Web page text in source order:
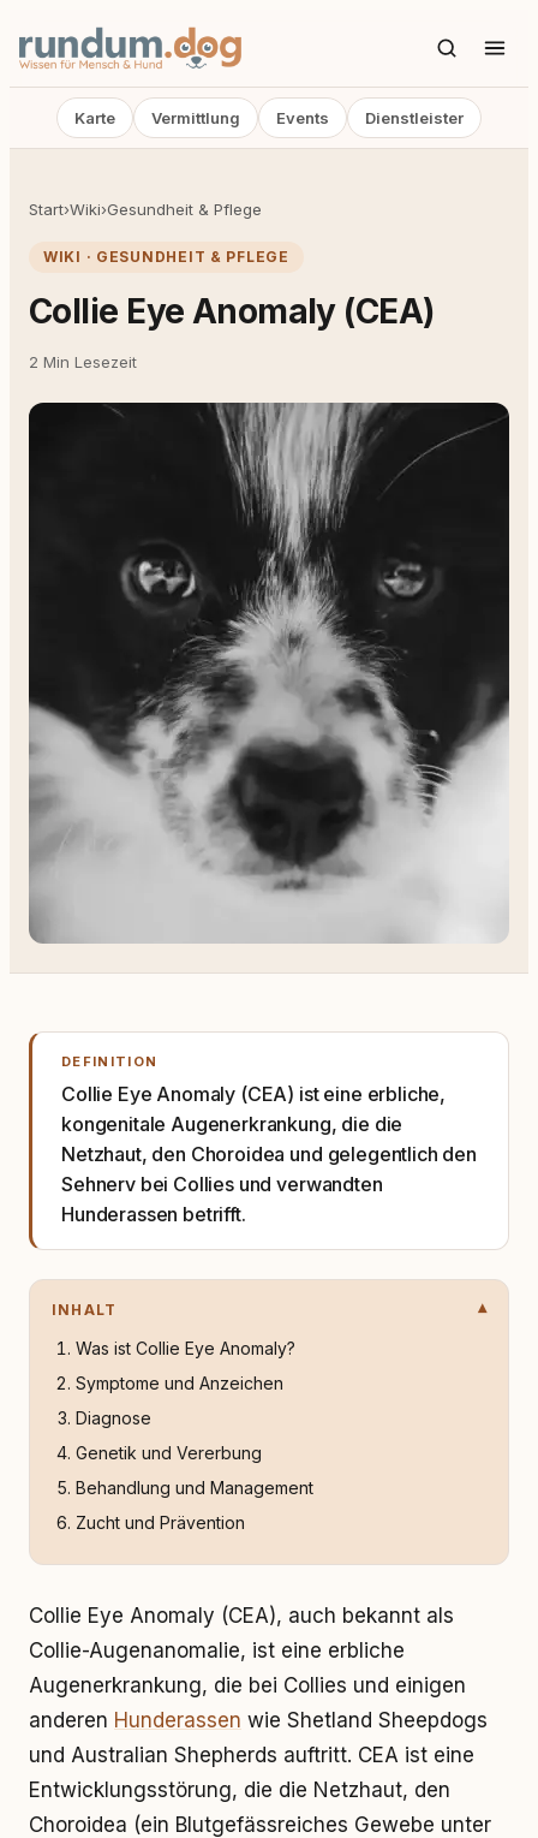
Karte Vermittlung Events Dienstleister
Start›Wiki›Gesundheit & Pflege
WIKI · GESUNDHEIT & PFLEGE
Collie Eye Anomaly (CEA)
2 Min Lesezeit
DEFINITION
Collie Eye Anomaly (CEA) ist eine erbliche,
kongenitale Augenerkrankung, die die
Netzhaut, den Choroidea und gelegentlich den
Sehnerv bei Collies und verwandten
Hunderassen betrifft.
INHALT
Was ist Collie Eye Anomaly?
Symptome und Anzeichen
Diagnose
Genetik und Vererbung
Behandlung und Management
Zucht und Prävention
Collie Eye Anomaly (CEA), auch bekannt als
Collie-Augenanomalie, ist eine erbliche
Augenerkrankung, die bei Collies und einigen
anderen Hunderassen wie Shetland Sheepdogs
und Australian Shepherds auftritt. CEA ist eine
Entwicklungsstörung, die die Netzhaut, den
Choroidea (ein Blutgefässreiches Gewebe unter